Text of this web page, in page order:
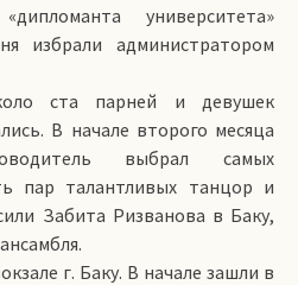
университета»
избрали администратором
ста парней и девушек
В начале второго месяца
выбрал самых
пар талантливых танцор и
Забита Ризванова в Баку,
г. Баку. В начале зашли в